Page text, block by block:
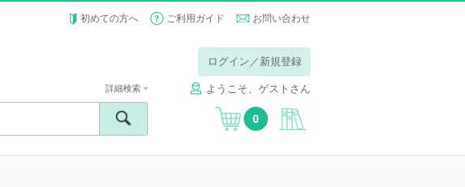
初めての方へ ご利用ガイド お問い合わせ
ログイン／新規登録
ようこそ、ゲストさん
詳細検索
0